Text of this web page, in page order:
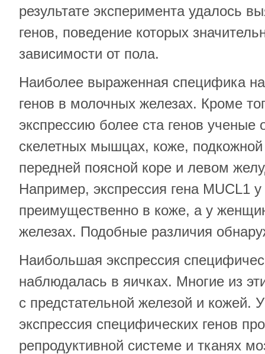
результате эксперимента удалось
генов, поведение которых
зависимости от пола.
Наиболее выраженная специфика
генов в молочных железах. Кроме
экспрессию более ста генов ученые
скелетных мышцах, коже, подкожной
передней поясной коре и левом
Например, экспрессия гена MUCL1
преимущественно в коже, а у
железах. Подобные различия
Наибольшая экспрессия
наблюдалась в яичках. Многие из
с предстательной железой и кожей.
экспрессия специфических генов
репродуктивной системе и тканях